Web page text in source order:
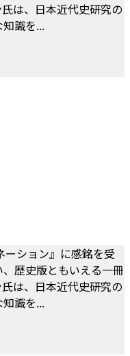
は、日本近代史研究の
識を...
ション』に感銘を受
歴史版ともいえる一冊
は、日本近代史研究の
識を...